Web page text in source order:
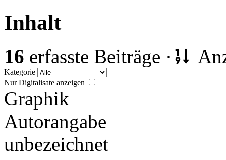
Inhalt
16 erfasste Beiträge ·
Kategorie
Nur Digitalisate anzeigen
Graphik
Autorangabe
unbezeichnet